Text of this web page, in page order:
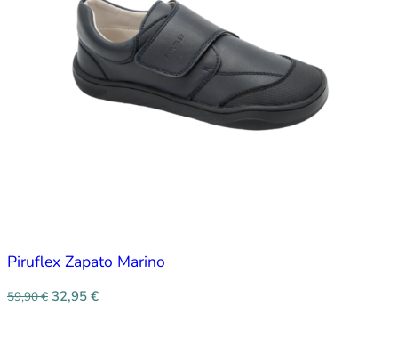
Piruflex Zapato Marino
59,90€ 32,95 €